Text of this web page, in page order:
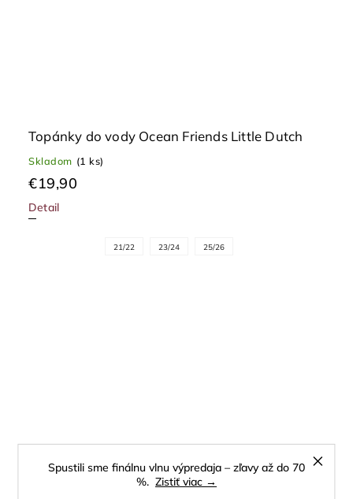
Spustili sme finálnu vlnu výpredaja – zľavy až do 70
%. Zistiť viac →
Topánky do vody Ocean Friends Little Dutch
Skladom (1 ks)
€19,90
Detail
21/22 23/24 25/26